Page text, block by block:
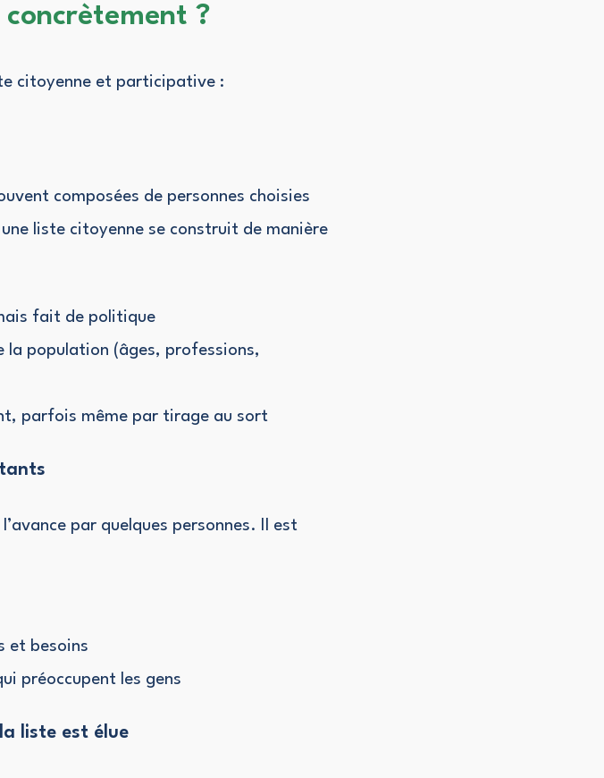
?
citoyenne et participative :
composées de personnes choisies
liste citoyenne se construit de manière
fait de politique
la population (âges, professions,
parfois même par tirage au sort
par quelques personnes. Il est
et besoins
préoccupent les gens
liste est élue